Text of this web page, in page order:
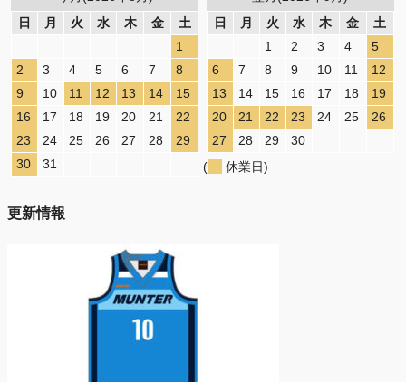
日
月 火 水 木 金
土
1
2
3 4 5 6 7
8
9
10 11 12 13 14
15
16
17 18 19 20 21
22
23
24 25 26 27 28
29
30
31
日
月 火 水 木 金
土
1
2 3 4
5
6
7 8 9 10 11
12
13
14 15 16 17 18
19
20
21 22 23 24 25
26
27
28 29
30
(
休業日)
更新情報